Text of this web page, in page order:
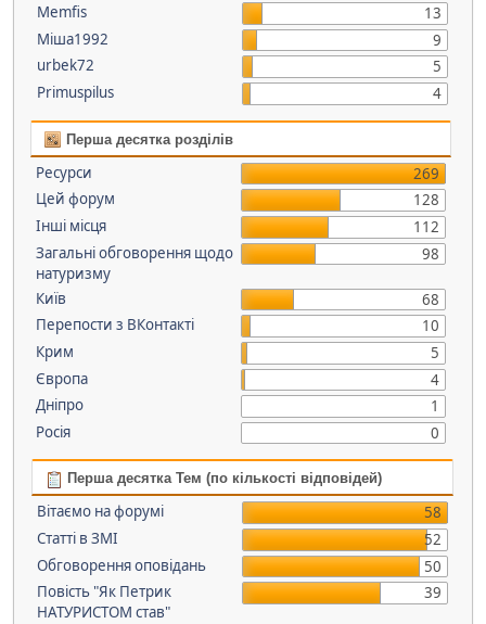
Memfis
13
Міша1992
9
urbek72
5
Primuspilus
4
Перша десятка розділів
Ресурси
269
Цей форум
128
Інші місця
112
Загальні обговорення щодо
натуризму
98
Київ
68
Перепости з ВКонтакті
10
Крим
5
Європа
4
Дніпро
1
Росія
0
Перша десятка Тем (по кількості відповідей)
Вітаємо на форумі
58
Статті в ЗМІ
52
Обговорення оповідань
50
Повість "Як Петрик
НАТУРИСТОМ став"
39